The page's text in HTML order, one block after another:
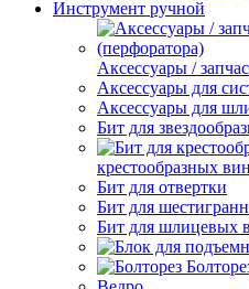
Инструмент ручной
Аксессуары /
Аксессуары для
Аксессуары для
Бит для
крестообразных
Бит для отвертки
Бит для
Бит для шлицевых